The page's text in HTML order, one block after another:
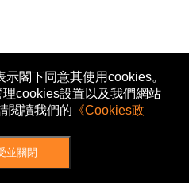
閣下同意其使用cookies。
cookies設置以及我們網站
閱讀我們的 《Cookies政
並關閉